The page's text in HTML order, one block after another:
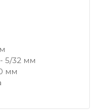
5/32 мм
мм